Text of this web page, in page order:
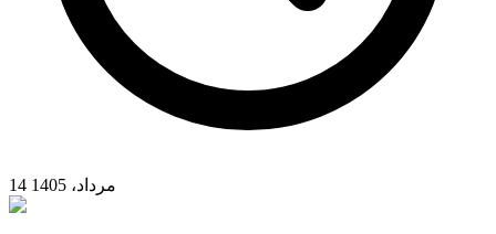
14 مرداد، 1405